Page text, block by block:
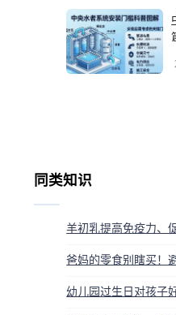
同类知识
羊初乳提高免疫力、